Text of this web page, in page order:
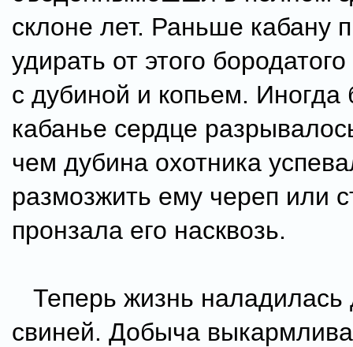
склоне лет. Раньше кабану
удирать от этого
с дубиной и копьем. Иногда
кабанье сердце
чем дубина охотника
размозжить ему череп или
пронзала его насквозь.
Теперь жизнь наладилась
свиней. Добыча